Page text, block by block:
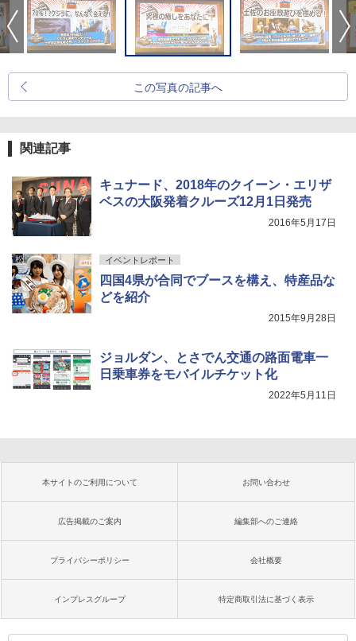
この写真の記事へ
関連記事
キュナード、2018年のクイーン・エリザ
ベスの大阪発着クルーズ12月1日発売
2016年5月17日
イベントレポート
四国4県が合同でブースを構え、特産品な
どを紹介
2015年9月28日
ジョルダン、とさでん交通の路面電車一
日乗車券をモバイルチケット化
2022年5月11日
本サイトのご利用について お問い合わせ
広告掲載のご案内 編集部へのご連絡
プライバシーポリシー 会社概要
インプレスグループ 特定商取引法に基づく表示